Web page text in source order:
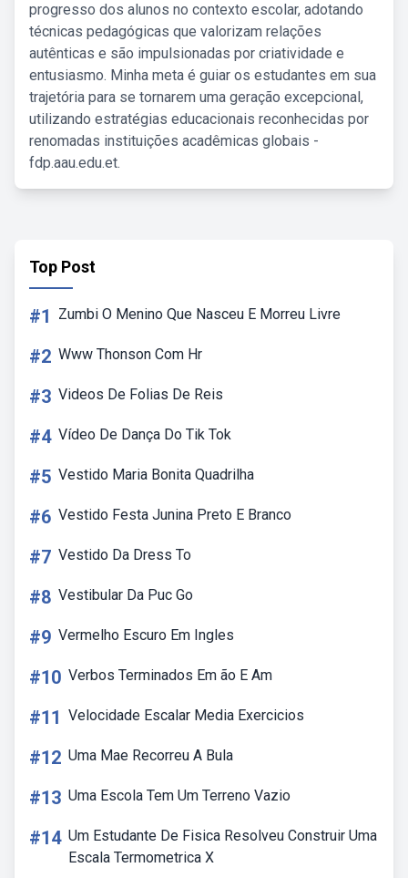
progresso dos alunos no contexto escolar, adotando
técnicas pedagógicas que valorizam relações
autênticas e são impulsionadas por criatividade e
entusiasmo. Minha meta é guiar os estudantes em sua
trajetória para se tornarem uma geração excepcional,
utilizando estratégias educacionais reconhecidas por
renomadas instituições acadêmicas globais -
fdp.aau.edu.et.
Top Post
#1 Zumbi O Menino Que Nasceu E Morreu Livre
#2 Www Thonson Com Hr
#3 Videos De Folias De Reis
#4 Vídeo De Dança Do Tik Tok
#5 Vestido Maria Bonita Quadrilha
#6 Vestido Festa Junina Preto E Branco
#7 Vestido Da Dress To
#8 Vestibular Da Puc Go
#9 Vermelho Escuro Em Ingles
#10 Verbos Terminados Em ão E Am
#11 Velocidade Escalar Media Exercicios
#12 Uma Mae Recorreu A Bula
#13 Uma Escola Tem Um Terreno Vazio
#14 Um Estudante De Fisica Resolveu Construir Uma
Escala Termometrica X